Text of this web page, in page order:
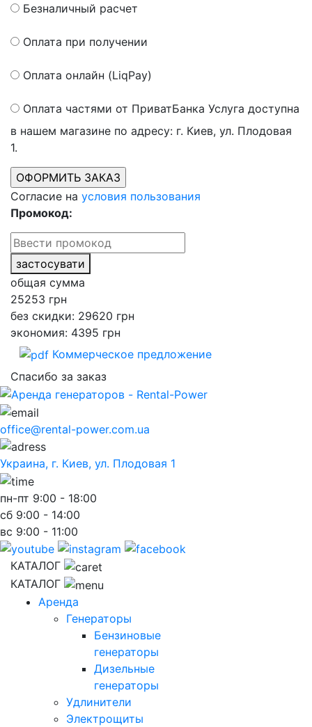
Безналичный расчет
Оплата при получении
Оплата онлайн (LiqPay)
Оплата частями от ПриватБанка Услуга доступна
в нашем магазине по адресу: г. Киев, ул. Плодовая
1.
Согласие на условия пользования
Промокод:
застосувати
общая сумма
25253 грн
без скидки: 29620 грн
экономия: 4395 грн
Коммерческое предложение
Спасибо за заказ
office@rental-power.com.ua
Украина, г. Киев, ул. Плодовая 1
пн-пт 9:00 - 18:00
сб 9:00 - 14:00
вс 9:00 - 11:00
КАТАЛОГ
КАТАЛОГ
Аренда
Генераторы
Бензиновые
генераторы
Дизельные
генераторы
Удлинители
Электрощиты